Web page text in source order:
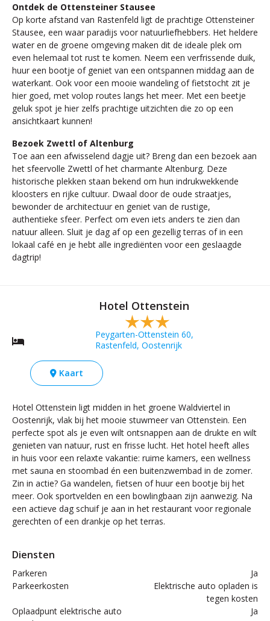
Ontdek de Ottensteiner Stausee
Op korte afstand van Rastenfeld ligt de prachtige Ottensteiner
Stausee, een waar paradijs voor natuurliefhebbers. Het heldere
water en de groene omgeving maken dit de ideale plek om
even helemaal tot rust te komen. Neem een verfrissende duik,
huur een bootje of geniet van een ontspannen middag aan de
waterkant. Ook voor een mooie wandeling of fietstocht zit je
hier goed, met volop routes langs het meer. Met een beetje
geluk spot je hier zelfs prachtige uitzichten die zo op een
ansichtkaart kunnen!
Bezoek Zwettl of Altenburg
Toe aan een afwisselend dagje uit? Breng dan een bezoek aan
het sfeervolle Zwettl of het charmante Altenburg. Deze
historische plekken staan bekend om hun indrukwekkende
kloosters en rijke cultuur. Dwaal door de oude straatjes,
bewonder de architectuur en geniet van de rustige,
authentieke sfeer. Perfect om even iets anders te zien dan
natuur alleen. Sluit je dag af op een gezellig terras of in een
lokaal café en je hebt alle ingrediënten voor een geslaagde
dagtrip!
Hotel Ottenstein
Peygarten-Ottenstein 60,
Rastenfeld, Oostenrijk
Kaart
Hotel Ottenstein ligt midden in het groene Waldviertel in
Oostenrijk, vlak bij het mooie stuwmeer van Ottenstein. Een
perfecte spot als je even wilt ontsnappen aan de drukte en wilt
genieten van natuur, rust en frisse lucht. Het hotel heeft alles
in huis voor een relaxte vakantie: ruime kamers, een wellness
met sauna en stoombad én een buitenzwembad in de zomer.
Zin in actie? Ga wandelen, fietsen of huur een bootje bij het
meer. Ook sportvelden en een bowlingbaan zijn aanwezig. Na
een actieve dag schuif je aan in het restaurant voor regionale
gerechten of een drankje op het terras.
Diensten
Parkeren
Ja
Parkeerkosten
Elektrische auto opladen is
tegen kosten
Oplaadpunt elektrische auto
Ja